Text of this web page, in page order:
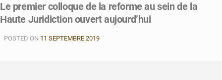
Le premier colloque de la reforme au sein de la
Haute Juridiction ouvert aujourd’hui
POSTED ON 11 SEPTEMBRE 2019